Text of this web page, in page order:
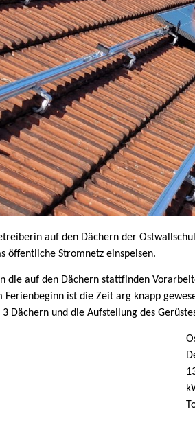
auf den Dächern der
öffentliche Stromnetz einspeisen.
die auf den Dächern stattfinden
Ferienbeginn ist die Zeit arg knapp
Dächern und die Aufstellung des